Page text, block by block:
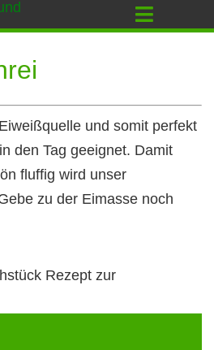
Toggle
und somit perfekt
den Tag geeignet. Damit
fluffig wird unser
zu der Eimasse noch